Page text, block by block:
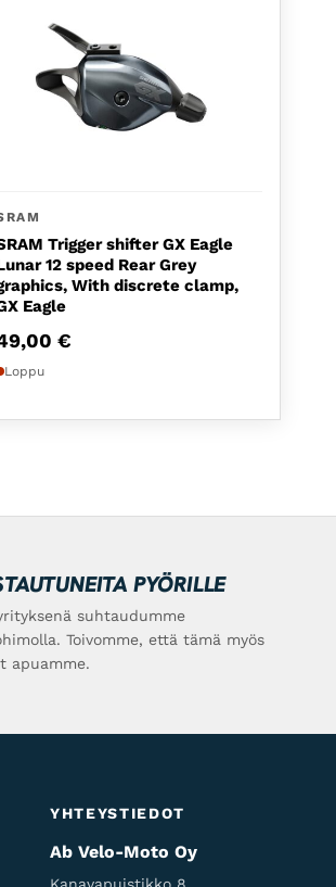
Trigger shifter GX Eagle
12 speed Rear Grey
With discrete clamp,
Eagle
€
Loppu
PYÖRILLE
suhtaudumme
Toivomme, että tämä myös
apuamme.
YHTEYSTIEDOT
Ab Velo-Moto Oy